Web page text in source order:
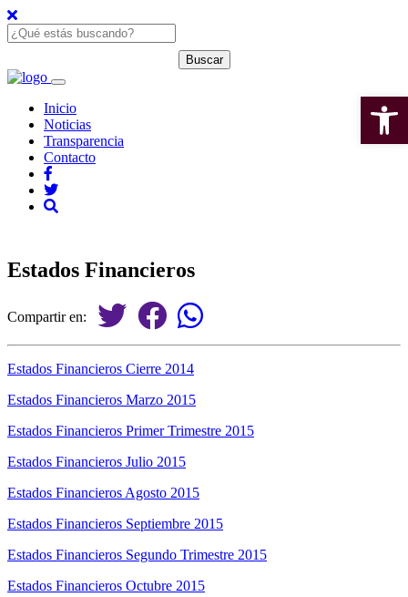
Inicio
Noticias
Transparencia
Contacto
Estados Financieros
Compartir en:
Estados Financieros Cierre 2014
Estados Financieros Marzo 2015
Estados Financieros Primer Trimestre 2015
Estados Financieros Julio 2015
Estados Financieros Agosto 2015
Estados Financieros Septiembre 2015
Estados Financieros Segundo Trimestre 2015
Estados Financieros Octubre 2015